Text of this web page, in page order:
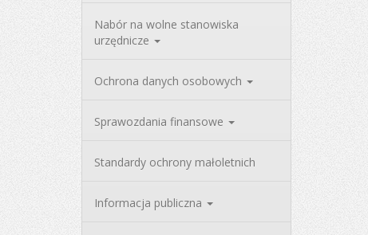
Nabór na wolne stanowiska
urzędnicze
Ochrona danych osobowych
Sprawozdania finansowe
Standardy ochrony małoletnich
Informacja publiczna